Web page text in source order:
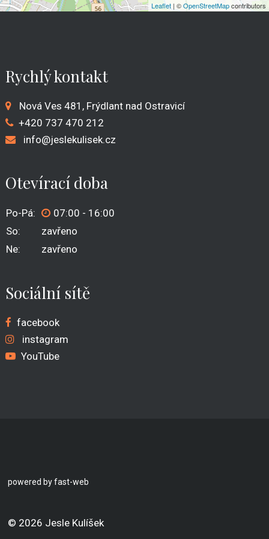
Leaflet | ©OpenStreetMapcontributors
Rychlý kontakt
Nová Ves 481, Frýdlant nad Ostravicí
+420 737 470 212
info@jeslekulisek.cz
Otevírací doba
Po-Pá:
07:00 - 16:00
So:
zavřeno
Ne:
zavřeno
Sociální sítě
facebook
instagram
YouTube
powered by fast-web
© 2026 Jesle Kulíšek